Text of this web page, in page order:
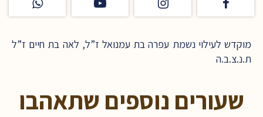
מוקדש לעילוי נשמת עפרה בת עמנואל ז”ל, לאה בת חיים ז”ל
ת.נ.צ.ב.ה
שעורים נוספים שתאהבו